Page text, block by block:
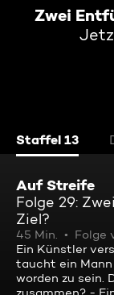
Zwei
Staffel 13
Auf Streife
Folge 29:
Ziel?
45 Min. Folge
Ein Künstler
taucht ein
worden zu sein.